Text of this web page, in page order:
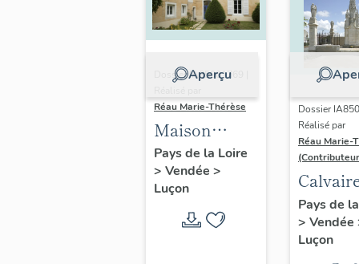
Aperçu
Dossier IA85001769 |
Réau Marie-Thérèse
Maison
canoniale du
Pain des
Messes, 6-8
rue Henry-
Pays de la Loire
> Vendée >
Luçon
Dossier
Réalisé par
Réau Marie-
Foire
Pays de
> Vendée
Luçon